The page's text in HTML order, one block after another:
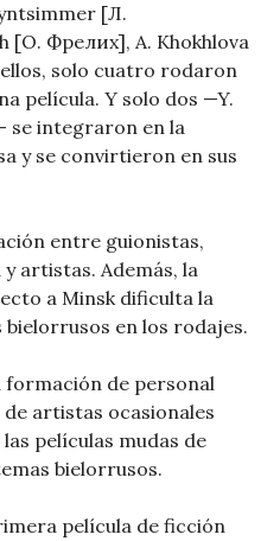
[Л.
Фрелих], A. Khokhlova
solo cuatro rodaron
película. Y solo dos —Y.
se integraron en la
y se convirtieron en sus
entre guionistas,
artistas. Además, la
a Minsk dificulta la
en los rodajes.
de personal
artistas ocasionales
películas mudas de
bielorrusos.
película de ficción